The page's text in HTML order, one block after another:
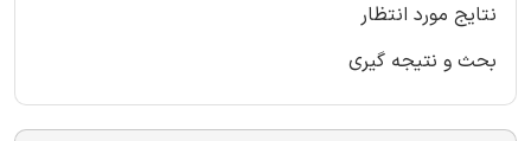
نتایج مورد انتظار
بحث و نتیجه گیری